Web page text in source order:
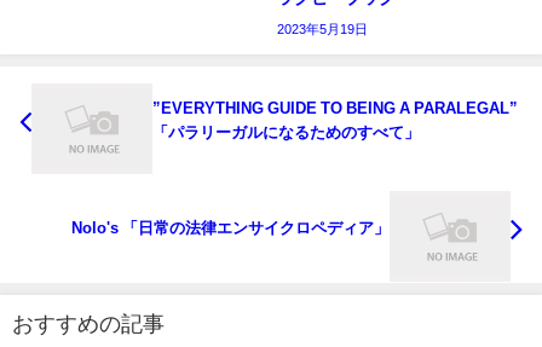
2023年5月19日
”EVERYTHING GUIDE TO BEING A PARALEGAL”
「パラリーガルになるためのすべて」
Nolo's 「日常の法律エンサイクロペディア」
おすすめの記事